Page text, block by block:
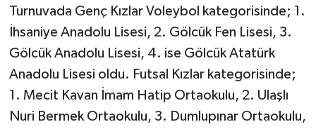
Turnuvada Genç Kızlar Voleybol kategorisinde; 1.
İhsaniye Anadolu Lisesi, 2. Gölcük Fen Lisesi, 3.
Gölcük Anadolu Lisesi, 4. ise Gölcük Atatürk
Anadolu Lisesi oldu. Futsal Kızlar kategorisinde;
1. Mecit Kavan İmam Hatip Ortaokulu, 2. Ulaşlı
Nuri Bermek Ortaokulu, 3. Dumlupınar Ortaokulu,